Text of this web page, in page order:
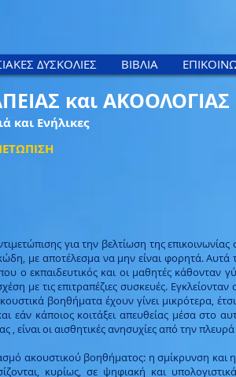
ΔΥΣΚΟΛΙΕΣ ΒΙΒΛΙΑ
και ΑΚΟΟΛΟΓΙΑΣ
και Ενήλικες
για την βελτίωση της επικοινωνίας
με αποτέλεσμα να μην είναι φορητά. Αυτά
ο εκπαιδευτικός και οι μαθητές κάθονταν
με τις επιτραπέζιες συσκευές. Εγκλείονταν
βοηθήματα έχουν γίνει μικρότερα,
εάν κάποιος κοιτάξει απευθείας μέσα στο
είναι οι αισθητικές ανησυχίες από την
ακουστικού βοηθήματος: η σμίκρυνση και
κυρίως, σε ψηφιακή και